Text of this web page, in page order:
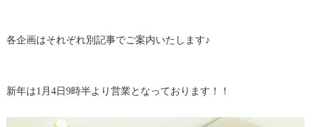
各企画はそれぞれ別記事でご案内いたします♪
新年は1月4日9時半より営業となっております！！